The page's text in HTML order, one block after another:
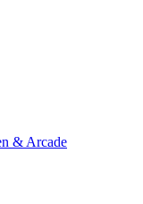
& Arcade